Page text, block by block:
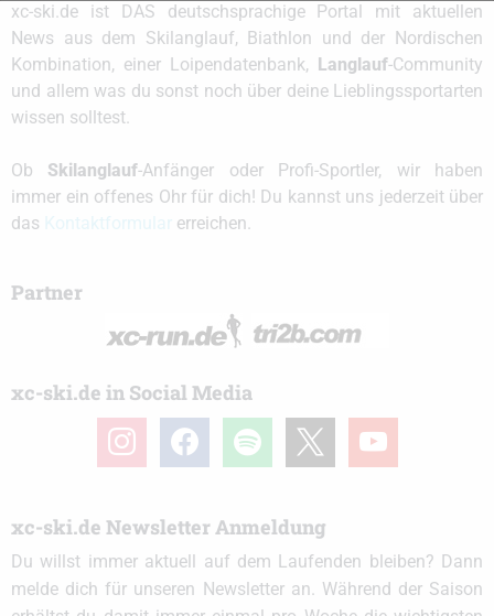
xc-ski.de ist DAS deutschsprachige Portal mit aktuellen
News aus dem Skilanglauf, Biathlon und der Nordischen
Kombination, einer Loipendatenbank, Langlauf-Community
und allem was du sonst noch über deine Lieblingssportarten
wissen solltest.
Ob Skilanglauf-Anfänger oder Profi-Sportler, wir haben
immer ein offenes Ohr für dich! Du kannst uns jederzeit über
das
erreichen.
Partner
xc-ski.de in Social Media
instagramfacebook spotify youtube
xc-ski.de Newsletter Anmeldung
Du willst immer aktuell auf dem Laufenden bleiben? Dann
melde dich für unseren Newsletter an. Während der Saison